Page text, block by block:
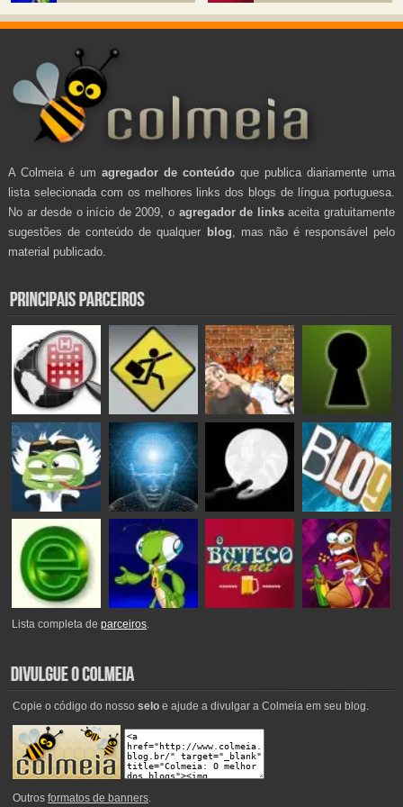
A Colmeia é um agregador de conteúdo que publica diariamente uma
lista selecionada com os melhores links dos blogs de língua portuguesa.
No ar desde o início de 2009, o agregador de linksaceita gratuitamente
sugestões de conteúdo de qualquer blog , mas não é responsável pelo
material publicado.
Lista completa deparceiros.
Copie o código do nosso seloe ajude a divulgar a Colmeia em seu blog.
Outros formatos de banners.